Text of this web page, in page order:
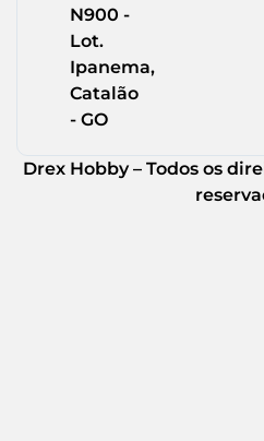
N900 -
Lot.
Ipanema,
Catalão
- GO
Drex Hobby – Todos os